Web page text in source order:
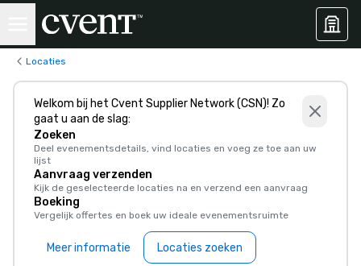
Locaties
Welkom bij het Cvent Supplier Network (CSN)! Zo
gaat u aan de slag:
Zoeken
Deel evenementsdetails, vind locaties en voeg ze toe aan uw
lijst
Aanvraag verzenden
Kijk de geselecteerde locaties na en verzend een aanvraag
Boeking
Vergelijk offertes en boek uw ideale evenementsruimte
Meer informatie Locaties zoeken